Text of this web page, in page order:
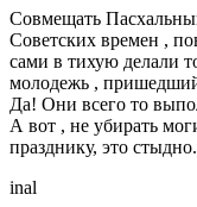
Совмещать
Советских времен ,
сами в тихую делали
молодежь ,
Да! Они всего то
А вот , не убирать
празднику, это стыдно.
inal